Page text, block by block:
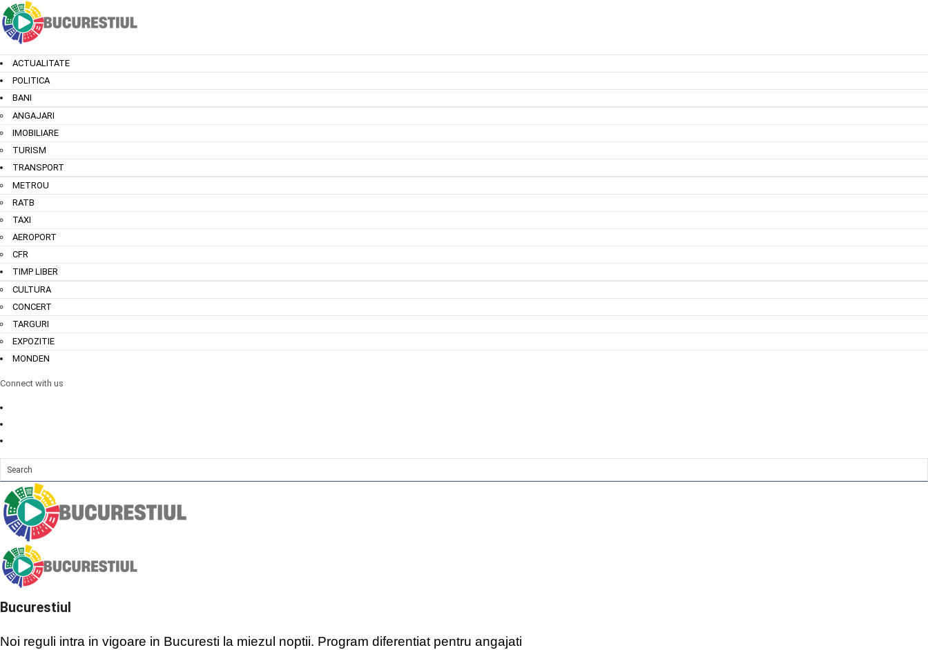
ACTUALITATE
POLITICA
BANI
ANGAJARI
IMOBILIARE
TURISM
TRANSPORT
METROU
RATB
TAXI
AEROPORT
CFR
TIMP LIBER
CULTURA
CONCERT
TARGURI
EXPOZITIE
MONDEN
Connect with us
Bucurestiul
Noi reguli intra in vigoare in Bucuresti la miezul noptii. Program diferentiat pentru angajati